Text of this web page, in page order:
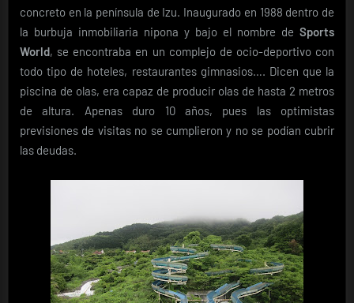
concreto en la península de Izu. Inaugurado en 1988 dentro de
la burbuja inmobiliaria nipona y bajo el nombre de Sports
World, se encontraba en un complejo de ocio-deportivo con
todo tipo de hoteles, restaurantes gimnasios…. Dicen que la
piscina de olas, era capaz de producir olas de hasta 2 metros
de altura. Apenas duro 10 años, pues las optimistas
previsiones de visitas no se cumplieron y no se podían cubrir
las deudas.